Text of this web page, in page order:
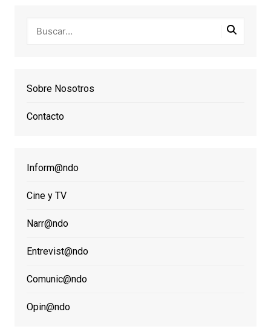
Sobre Nosotros
Contacto
Inform@ndo
Cine y TV
Narr@ndo
Entrevist@ndo
Comunic@ndo
Opin@ndo